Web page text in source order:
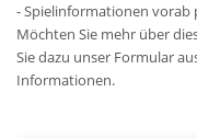
- Spielinformationen vorab
Möchten Sie mehr über
Sie dazu unser Formular
Informationen.